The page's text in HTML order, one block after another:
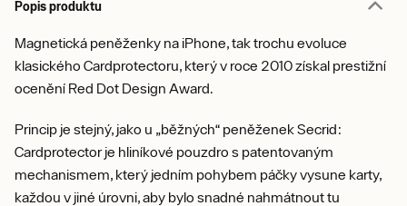
Popis produktu
Magnetická peněženky na iPhone, tak trochu evoluce
klasického Cardprotectoru, který v roce 2010 získal prestižní
ocenění Red Dot Design Award.
Princip je stejný, jako u „běžných“ peněženek Secrid:
Cardprotector je hliníkové pouzdro s patentovaným
mechanismem, který jedním pohybem páčky vysune karty,
každou v jiné úrovni, aby bylo snadné nahmátnout tu